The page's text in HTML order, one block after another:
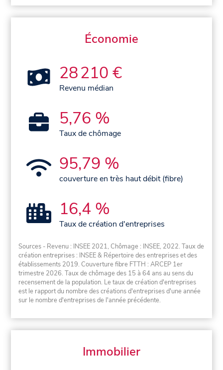
Économie
28 210 €
Revenu médian
5,76 %
Taux de chômage
95,79 %
couverture en très haut débit (fibre)
16,4 %
Taux de création d'entreprises
Sources - Revenu : INSEE 2021, Chômage : INSEE, 2022. Taux de
création entreprises : INSEE & Répertoire des entreprises et des
établissements 2019. Couverture fibre FTTH : ARCEP 1er
trimestre 2026. Taux de chômage des 15 à 64 ans au sens du
recensement de la population. Le taux de création d'entreprises
est le rapport du nombre des créations d'entreprises d'une année
sur le nombre d'entreprises de l'année précédente.
Immobilier